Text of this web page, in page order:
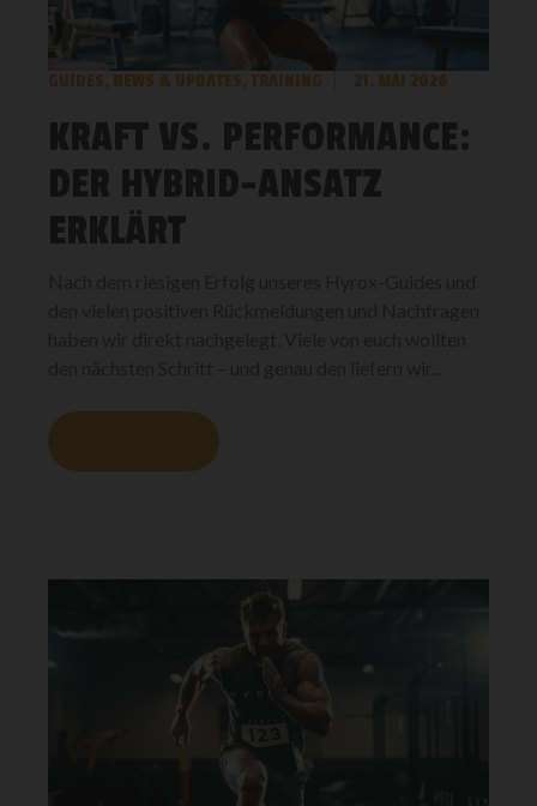
GUIDES, NEWS & UPDATES, TRAINING 21. MAI 2026
KRAFT VS. PERFORMANCE:
DER HYBRID-ANSATZ
ERKLÄRT